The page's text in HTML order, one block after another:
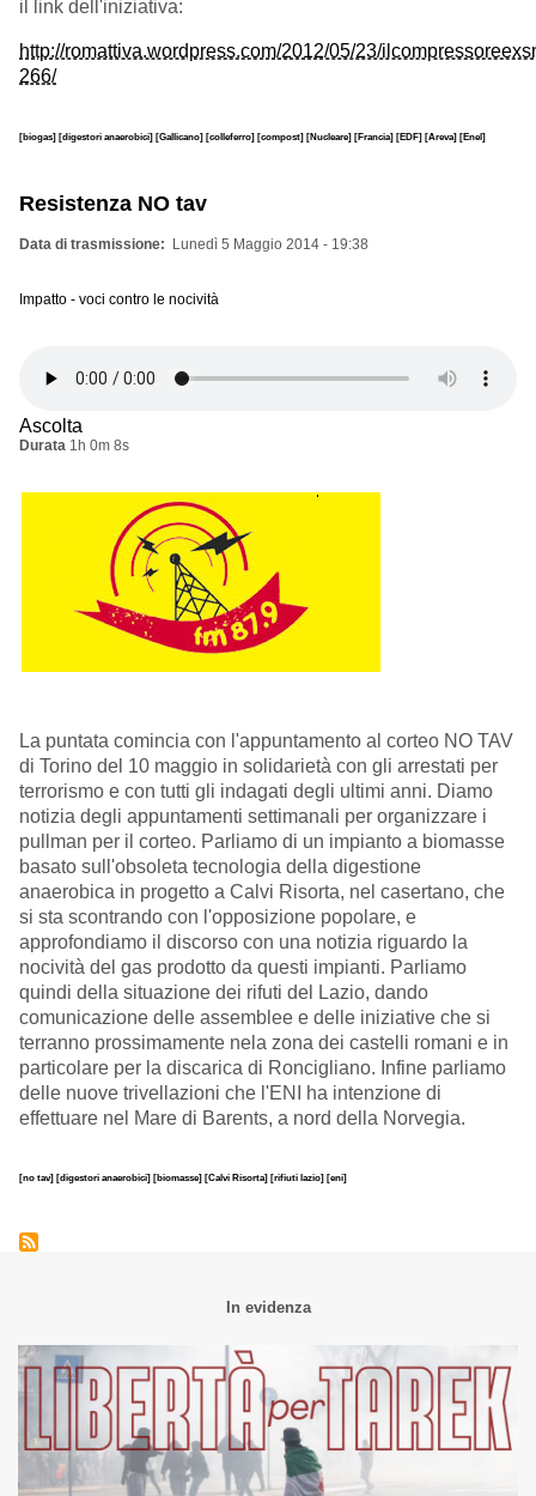
il link dell'iniziativa:
http://romattiva.wordpress.com/2012/05/23/
266/
[biogas] [digestori anaerobici] [Gallicano] [colleferro] [compost] [Nucleare] [Francia] [EDF] [Areva] [Enel]
Resistenza NO tav
Data di trasmissione Lunedì 5 Maggio 2014 - 19:38
Impatto - voci contro le nocività
Ascolta
Durata 1h 0m 8s
La puntata comincia con l'appuntamento al corteo NO TAV
di Torino del 10 maggio in solidarietà con gli arrestati per
terrorismo e con tutti gli indagati degli ultimi anni. Diamo
notizia degli appuntamenti settimanali per organizzare i
pullman per il corteo. Parliamo di un impianto a biomasse
basato sull'obsoleta tecnologia della digestione
anaerobica in progetto a Calvi Risorta, nel casertano, che
si sta scontrando con l'opposizione popolare, e
approfondiamo il discorso con una notizia riguardo la
nocività del gas prodotto da questi impianti. Parliamo
quindi della situazione dei rifuti del Lazio, dando
comunicazione delle assemblee e delle iniziative che si
terranno prossimamente nela zona dei castelli romani e in
particolare per la discarica di Roncigliano. Infine parliamo
delle nuove trivellazioni che l'ENI ha intenzione di
effettuare nel Mare di Barents, a nord della Norvegia.
[no tav] [digestori anaerobici] [biomasse] [Calvi Risorta] [rifiuti lazio] [eni]
In evidenza